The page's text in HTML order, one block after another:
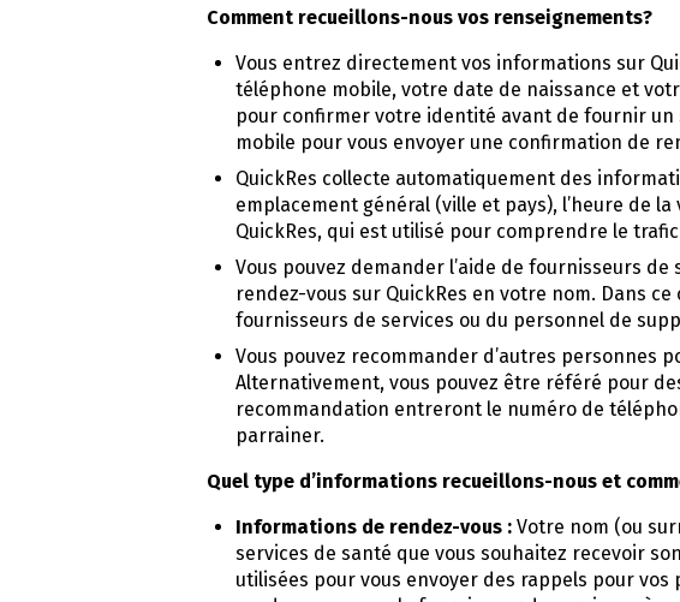
Comment recueillons-nous vos renseignements?
Vous entrez directement vos informations sur
téléphone mobile, votre date de naissance et
pour confirmer votre identité avant de fournir un
mobile pour vous envoyer une confirmation de
QuickRes collecte automatiquement des
emplacement général (ville et pays), l’heure de
QuickRes, qui est utilisé pour comprendre le
Vous pouvez demander l’aide de fournisseurs
rendez-vous sur QuickRes en votre nom. Dans
fournisseurs de services ou du personnel de
Vous pouvez recommander d’autres personnes
Alternativement, vous pouvez être référé pour
recommandation entreront le numéro de
parrainer.
Quel type d’informations recueillons-nous et
Informations de rendez-vous : Votre nom (ou
services de santé que vous souhaitez recevoir
utilisées pour vous envoyer des rappels pour